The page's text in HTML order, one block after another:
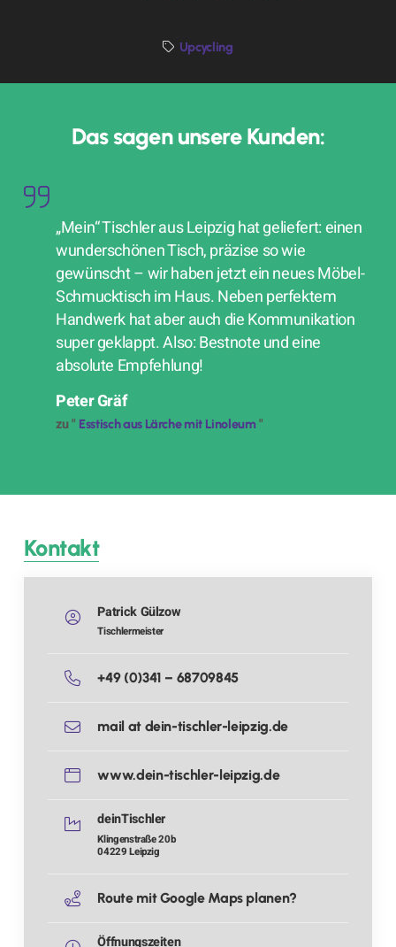
Upcycling
Das sagen unsere Kunden:
„Mein“ Tischler aus Leipzig hat geliefert: einen
wunderschönen Tisch, präzise so wie
gewünscht – wir haben jetzt ein neues Möbel-
Schmucktisch im Haus. Neben perfektem
Handwerk hat aber auch die Kommunikation
super geklappt. Also: Bestnote und eine
absolute Empfehlung!
Peter Gräf
zu " Esstisch aus Lärche mit Linoleum"
Kontakt
Patrick Gülzow
Tischlermeister
+49 (0)341 – 68709845
mail at dein-tischler-leipzig.de
www.dein-tischler-leipzig.de
deinTischler
Klingenstraße 20b
04229 Leipzig
Route mit Google Maps planen?
Öffnungszeiten